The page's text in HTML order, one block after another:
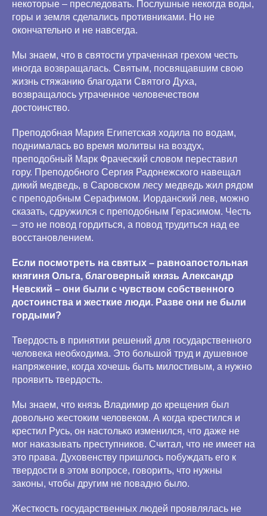
некоторые – преследовать. Послушные некогда воды,
горы и земля сделались противниками. Но не
окончательно и не навсегда.
Мы знаем, что в святости утраченная грехом честь
иногда возвращалась. Святым, посвящавшим свою
жизнь стяжанию благодати Святого Духа,
возвращалось утраченное человечеством
достоинство.
Преподобная Мария Египетская ходила по водам,
поднималась во время молитвы на воздух,
преподобный Марк Фраческий словом переставил
гору. Преподобного Сергия Радонежского навещал
дикий медведь, в Саровском лесу медведь жил рядом
с преподобным Серафимом. Иорданский лев, можно
сказать, сдружился с преподобным Герасимом. Честь
– это не повод гордиться, а повод трудиться над ее
восстановлением.
Если посмотреть на святых – равноапостольная
княгиня Ольга, благоверный князь Александр
Невский – они были с чувством собственного
достоинства и жесткие люди. Разве они не были
гордыми?
Твердость в принятии решений для государственного
человека необходима. Это большой труд и душевное
напряжение, когда хочешь быть милостивым, а нужно
проявить твердость.
Мы знаем, что князь Владимир до крещения был
довольно жестоким человеком. А когда крестился и
крестил Русь, он настолько изменился, что даже не
мог наказывать преступников. Считал, что не имеет на
это права. Духовенству пришлось побуждать его к
твердости в этом вопросе, говорить, что нужны
законы, чтобы другим не повадно было.
Жесткость государственных людей проявлялась не